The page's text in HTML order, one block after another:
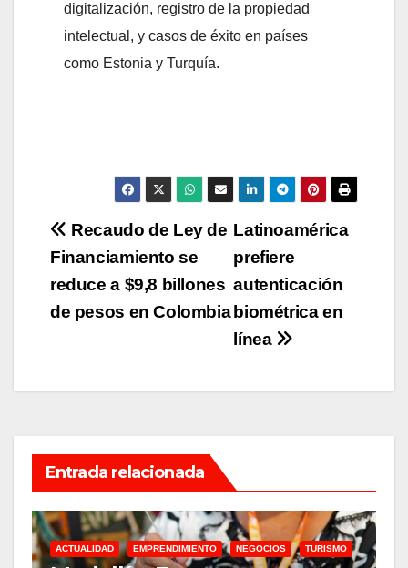
digitalización, registro de la propiedad
intelectual, y casos de éxito en países
como Estonia y Turquía.
Navegación
de
entradas
Latinoamérica
prefiere
autenticación
biométrica en
línea
Recaudo de Ley de
Financiamiento se
reduce a $9,8 billones
de pesos en Colombia
Entrada relacionada
ACTUALIDAD EMPRENDIMIENTO NEGOCIOS TURISMO